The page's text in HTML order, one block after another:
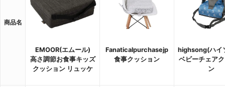
商品名
EMOOR(エムール)
高さ調節お食事キッズ
クッション リュッケ
Fanaticalpurchasejp
食事クッション
highsong(ハイ
ベビーチェア
ン